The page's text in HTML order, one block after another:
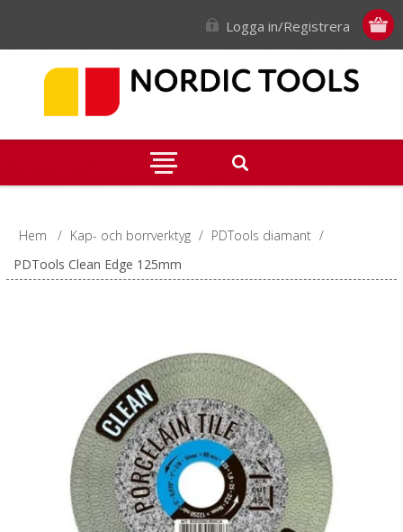
Logga in/Registrera
Hem / Kap- och borrverktyg / PDTools diamant /
PDTools Clean Edge 125mm